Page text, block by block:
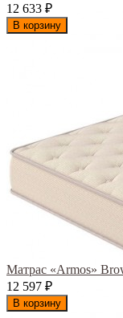
12 633 ₽
В корзину
Матрас «Armos»
12 597 ₽
В корзину